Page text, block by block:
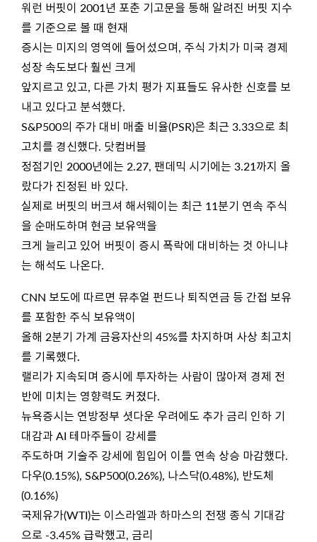
워런 버핏이 2001년 포춘 기고문을 통해 알려진 버핏 지수
를 기준으로 볼 때 현재
증시는 미지의 영역에 들어섰으며, 주식 가치가 미국 경제
성장 속도보다 훨씬 크게
앞지르고 있고, 다른 가치 평가 지표들도 유사한 신호를 보
내고 있다고 분석했다.
S&P500의 주가 대비 매출 비율(PSR)은 최근 3.33으로 최
고치를 경신했다. 닷컴버블
정점기인 2000년에는 2.27, 팬데믹 시기에는 3.21까지 올
랐다가 진정된 바 있다.
실제로 버핏의 버크셔 해서웨이는 최근 11분기 연속 주식
을 순매도하며 현금 보유액을
크게 늘리고 있어 버핏이 증시 폭락에 대비하는 것 아니냐
는 해석도 나온다.
CNN 보도에 따르면 뮤추얼 펀드나 퇴직연금 등 간접 보유
를 포함한 주식 보유액이
올해 2분기 가계 금융자산의 45%를 차지하며 사상 최고치
를 기록했다.
랠리가 지속되며 증시에 투자하는 사람이 많아져 경제 전
반에 미치는 영향력도 커졌다.
뉴욕증시는 연방정부 셧다운 우려에도 추가 금리 인하 기
대감과 AI 테마주들이 강세를
주도하며 기술주 강세에 힘입어 이틀 연속 상승 마감했다.
다우(0.15%), S&P500(0.26%), 나스닥(0.48%), 반도체
(0.16%)
국제유가(WTI)는 이스라엘과 하마스의 전쟁 종식 기대감
으로 -3.45% 급락했고, 금리